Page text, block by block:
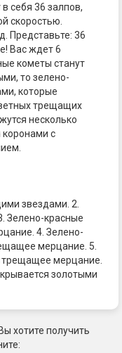
себя 36 залпов,
скоростью.
Представьте: 36
Вас ждет 6
кометы станут
то зелено-
которые
трещащих
несколько
коронами с
звездами. 2.
Зелено-красные
4. Зелено-
мерцание. 5.
мерцание.
золотыми
хотите получить